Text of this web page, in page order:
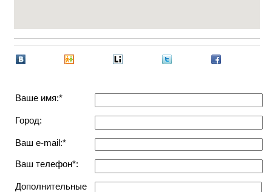
Ваше имя:*
Город:
Ваш e-mail:*
Ваш телефон*:
Дополнительные